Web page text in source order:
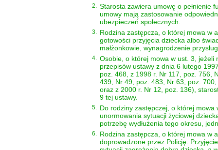
2. Starosta zawiera umowę o pełnienie
umowy mają zastosowanie
ubezpieczeń społecznych.
3. Rodzina zastępcza, o której mowa w
gotowości przyjęcia dziecka albo
małżonkowie, wynagrodzenie
4. Osobie, o której mowa w ust. 3,
przepisów ustawy z dnia 6 lutego
poz. 468, z 1998 r. Nr 117, poz. 756,
439, Nr 49, poz. 483, Nr 63, poz.
oraz z 2000 r. Nr 12, poz. 136),
9 tej ustawy.
5. Do rodziny zastępczej, o której
unormowania sytuacji życiowej
potrzebę wydłużenia tego okresu,
6. Rodzina zastępcza, o której mowa w
doprowadzone przez Policję.